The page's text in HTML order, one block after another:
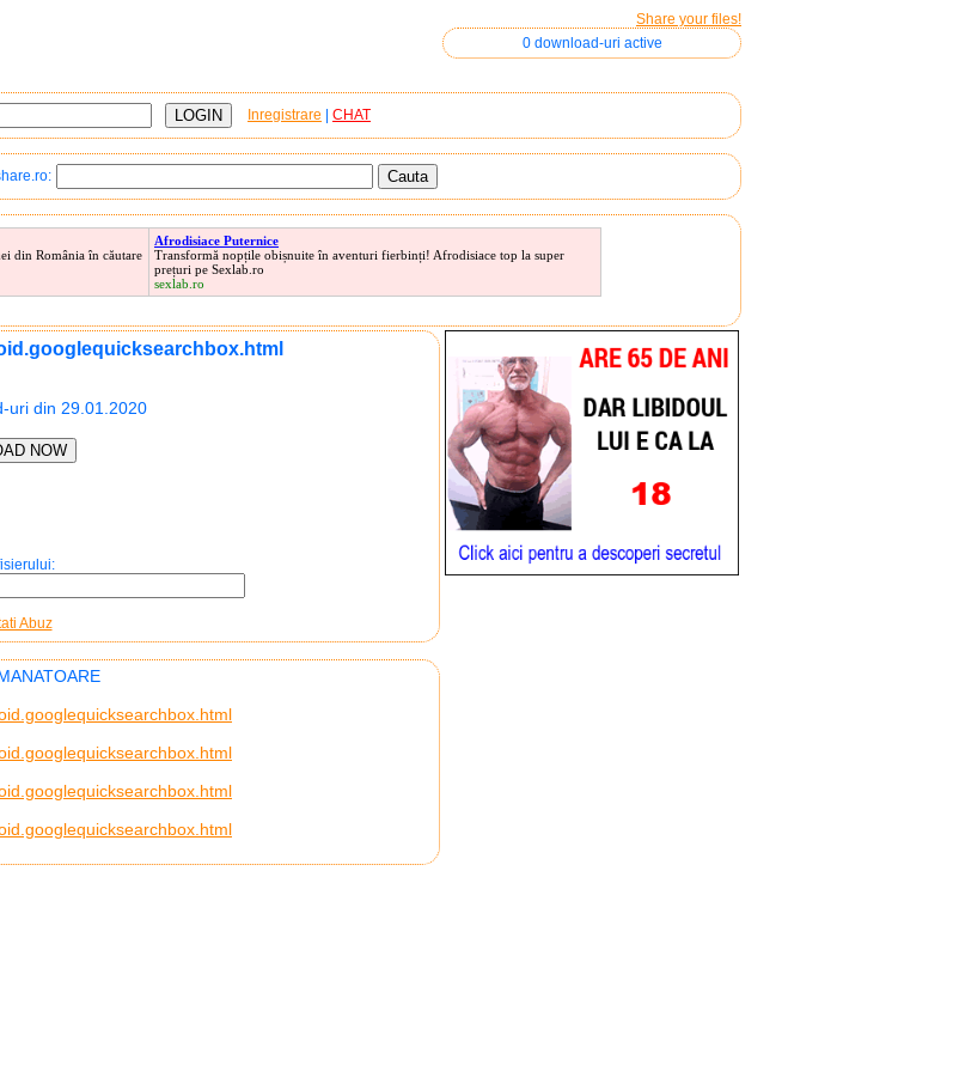
Share your files!
0 download-uri active
Inregistrare CHAT
din România în căutare
Afrodisiace Puternice
Transformă nopțile obișnuite în aventuri fierbinți! Afrodisiace top la super
prețuri pe Sexlab.ro
sexlab.ro
uri din 29.01.2020
Abuz